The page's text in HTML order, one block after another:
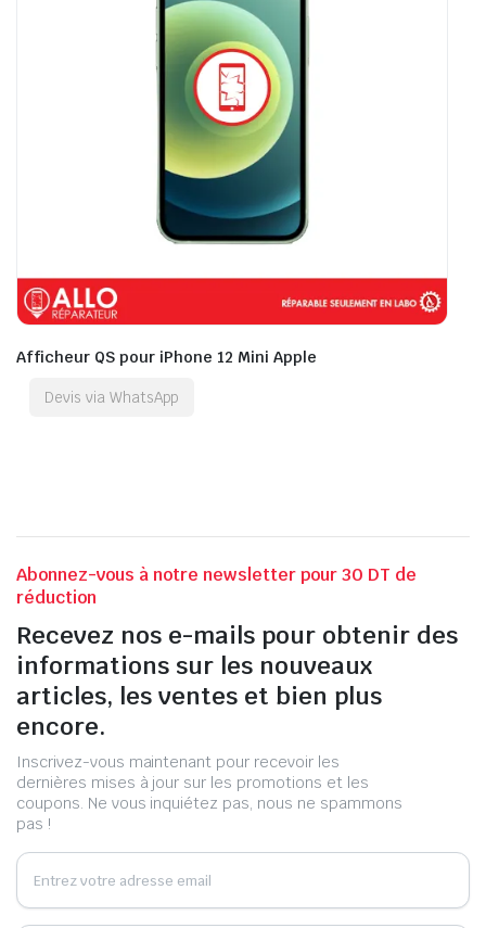
Afficheur QS pour iPhone 12 Mini Apple
Devis via WhatsApp
Abonnez-vous à notre newsletter pour 30 DT de
réduction
Recevez nos e-mails pour obtenir des
informations sur les nouveaux
articles, les ventes et bien plus
encore.
Inscrivez-vous maintenant pour recevoir les
dernières mises à jour sur les promotions et les
coupons. Ne vous inquiétez pas, nous ne spammons
pas !